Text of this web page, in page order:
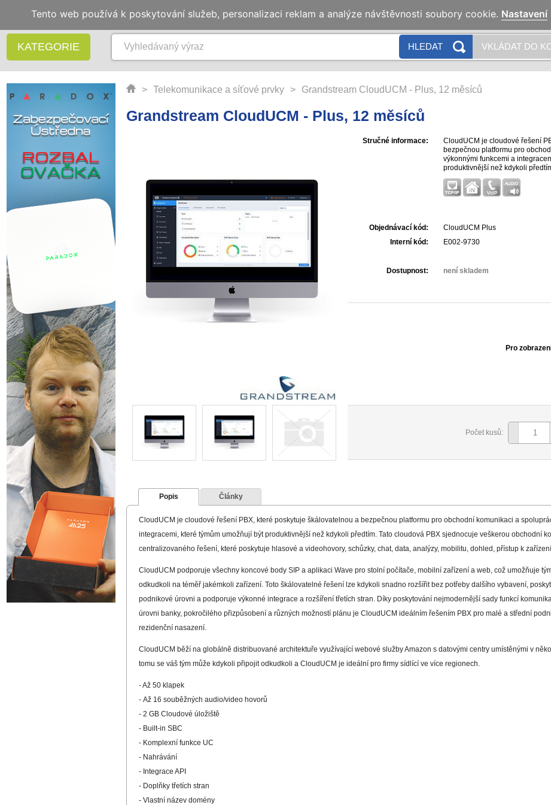
KATEGORIE HLEDAT VKLÁDAT DO
> Telekomunikace a síťové prvky > Grandstream CloudUCM - Plus, 12 měsíců
Grandstream CloudUCM - Plus, 12 měsíců
Stručné informace:
CloudUCM je cloudové řešení
bezpečnou platformu pro
výkonnými funkcemi a
produktivnější než kdykoli
vešk...
Objednávací kód:
CloudUCM Plus
Interní kód:
E002-9730
Dostupnost: není skladem
Pro
Počet kusů:
Popis Články
CloudUCM je cloudové řešení PBX, které poskytuje škálovatelnou a bezpečnou platformu pro obchodní komunikaci a
integracemi, které týmům umožňují být produktivnější než kdykoli předtím. Tato cloudová PBX sjednocuje veškerou obchodní
centralizovaného řešení, které poskytuje hlasové a videohovory, schůzky, chat, data, analýzy, mobilitu, dohled, přístup k
CloudUCM podporuje všechny koncové body SIP a aplikaci Wave pro stolní počítače, mobilní zařízení a web, což umožňuje
odkudkoli na téměř jakémkoli zařízení. Toto škálovatelné řešení lze kdykoli snadno rozšířit bez potřeby dalšího vybavení,
podnikové úrovni a podporuje výkonné integrace a rozšíření třetích stran. Díky poskytování nejmodernější sady funkcí
úrovni banky, pokročilého přizpůsobení a různých možností plánu je CloudUCM ideálním řešením PBX pro malé a střední
rezidenční nasazení.
CloudUCM běží na globálně distribuované architektuře využívající webové služby Amazon s datovými centry umístěnými v
tomu se váš tým může kdykoli připojit odkudkoli a CloudUCM je ideální pro firmy sídlící ve více regionech.
- Až 50 klapek
- Až 16 souběžných audio/video hovorů
- 2 GB Cloudové úložiště
- Built-in SBC
- Komplexní funkce UC
- Nahrávání
- Integrace API
- Doplňky třetích stran
- Vlastní název domény
Tento web používá k poskytování služeb, personalizaci reklam a analýze návštěvnosti soubory cookie. Nastavení